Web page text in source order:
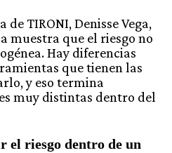
de TIRONI, Denisse Vega,
muestra que el riesgo no
Hay diferencias
que tienen las
y eso termina
muy distintas dentro del
el riesgo dentro de un